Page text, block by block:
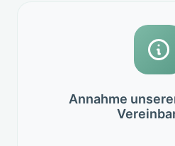
Annahme